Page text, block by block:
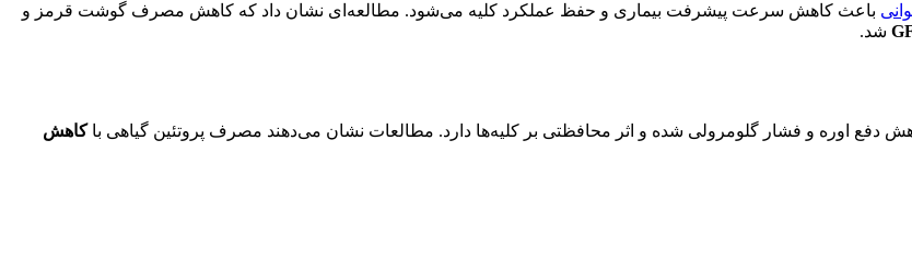
باعث کاهش سرعت پیشرفت بیماری و حفظ عملکرد کلیه می‌شود. مطالعه‌ای نشان داد که کاهش مصرف گوشت قرمز و
شد.
دفع اوره و فشار گلومرولی شده و اثر محافظتی بر کلیه‌ها دارد. مطالعات نشان می‌دهند مصرف پروتئین گیاهی باکاهش